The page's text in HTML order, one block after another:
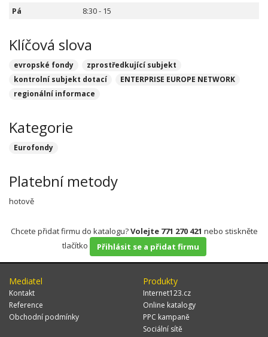
Pá
8:30 - 15
Klíčová slova
evropské fondy
zprostředkující subjekt
kontrolní subjekt dotací
ENTERPRISE EUROPE NETWORK
regionální informace
Kategorie
Eurofondy
Platební metody
hotově
Chcete přidat firmu do katalogu?Volejte 771 270 421 nebo stiskněte
tlačítko
Přihlásit se a přidat firmu
Mediatel
Kontakt
Reference
Obchodní podmínky
Produkty
Internet123.cz
Online katalogy
PPC kampaně
Sociální sítě